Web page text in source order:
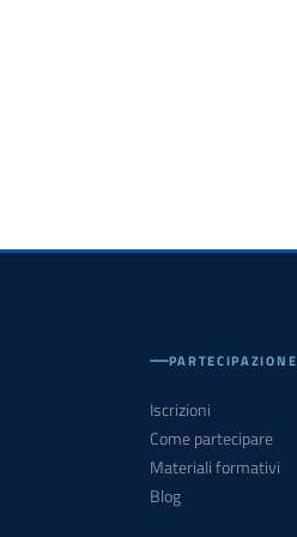
PARTECIPAZIONE
Iscrizioni
Come partecipare
Materiali formativi
Blog